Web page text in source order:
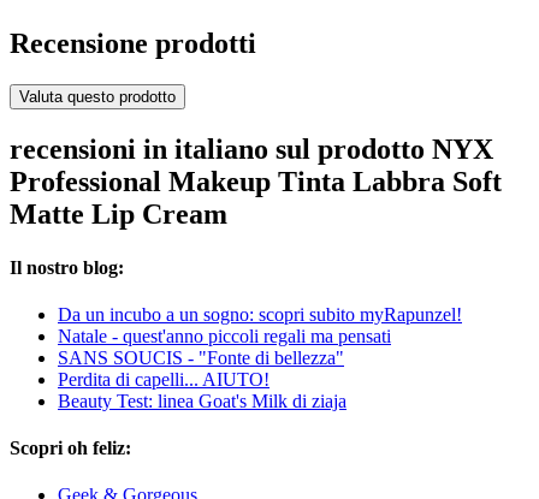
Recensione prodotti
Valuta questo prodotto
recensioni in italiano sul prodotto NYX
Professional Makeup Tinta Labbra Soft
Matte Lip Cream
Il nostro blog:
Da un incubo a un sogno: scopri subito myRapunzel!
Natale - quest'anno piccoli regali ma pensati
SANS SOUCIS - "Fonte di bellezza"
Perdita di capelli... AIUTO!
Beauty Test: linea Goat's Milk di ziaja
Scopri oh feliz: